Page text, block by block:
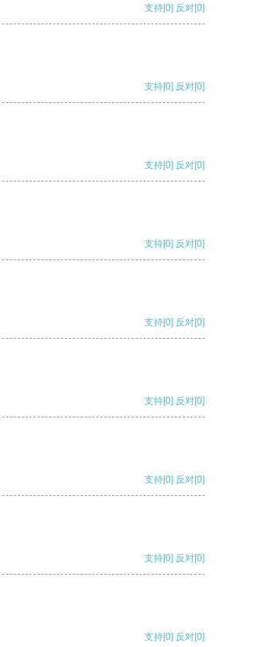
支持[0] 反对[0]
支持[0] 反对[0]
支持[0] 反对[0]
支持[0] 反对[0]
支持[0] 反对[0]
支持[0] 反对[0]
支持[0] 反对[0]
支持[0] 反对[0]
支持[0] 反对[0]